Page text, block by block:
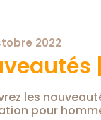
2022
les
pour